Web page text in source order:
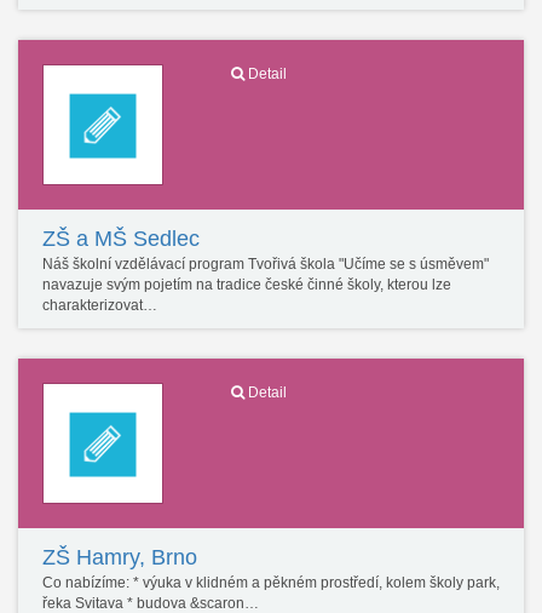
Detail
ZŠ a MŠ Sedlec
Náš školní vzdělávací program Tvořivá škola "Učíme se s úsměvem"
navazuje svým pojetím na tradice české činné školy, kterou lze
charakterizovat…
Detail
ZŠ Hamry, Brno
Co nabízíme: * výuka v klidném a pěkném prostředí, kolem školy park,
řeka Svitava * budova &scaron…